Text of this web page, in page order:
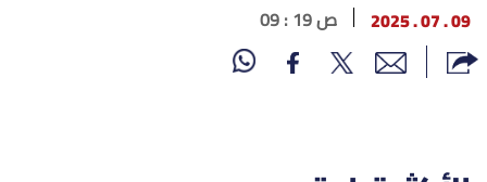
الغلاف
نداء اليوم
09 . 07 . 2025 09 : 19 ص